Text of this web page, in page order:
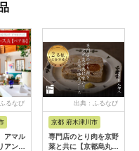
るなび
アマル
アンデ
出典：ふるなび
京都 府木津川市
専門店のとり肉を京野
菜と共に【京都烏丸御